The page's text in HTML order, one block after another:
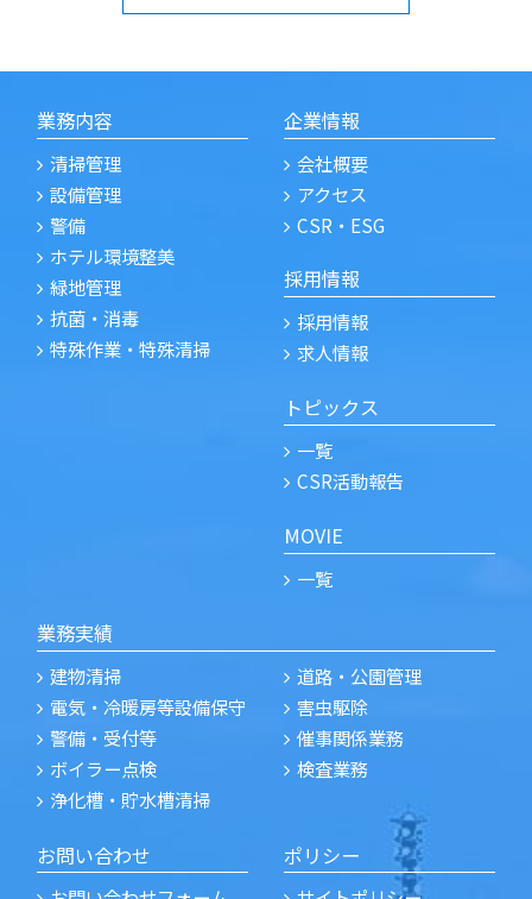
業務内容
清掃管理
設備管理
警備
ホテル環境整美
緑地管理
抗菌・消毒
特殊作業・特殊清掃
企業情報
会社概要
アクセス
CSR・ESG
採用情報
採用情報
求人情報
トピックス
一覧
CSR活動報告
MOVIE
一覧
業務実績
建物清掃
電気・冷暖房等設備保守
警備・受付等
ボイラー点検
浄化槽・貯水槽清掃
道路・公園管理
害虫駆除
催事関係業務
検査業務
お問い合わせ ポリシー